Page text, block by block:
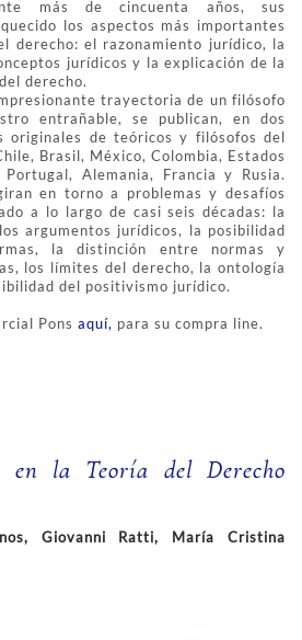
más de cincuenta años, sus
los aspectos más importantes
derecho: el razonamiento jurídico, la
jurídicos y la explicación de la
derecho.
trayectoria de un filósofo
entrañable, se publican, en dos
originales de teóricos y filósofos del
Brasil, México, Colombia, Estados
Alemania, Francia y Rusia.
en torno a problemas y desafíos
a lo largo de casi seis décadas: la
argumentos jurídicos, la posibilidad
la distinción entre normas y
los límites del derecho, la ontología
del positivismo jurídico.
Pons aquí, para su compra line.
en la Teoría del Derecho
Giovanni Ratti, María Cristina